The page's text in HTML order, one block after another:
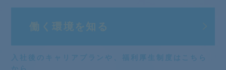
働く環境を知る